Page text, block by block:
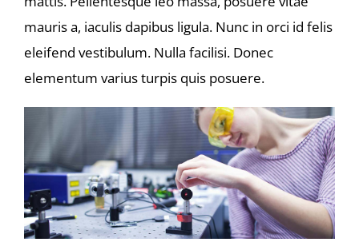
mauris a, iaculis dapibus ligula. Nunc in orci id felis
eleifend vestibulum. Nulla facilisi. Donec
elementum varius turpis quis posuere.